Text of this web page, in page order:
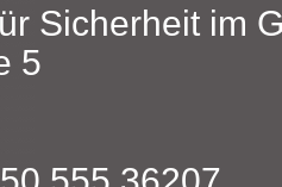
Sicherheit im
5